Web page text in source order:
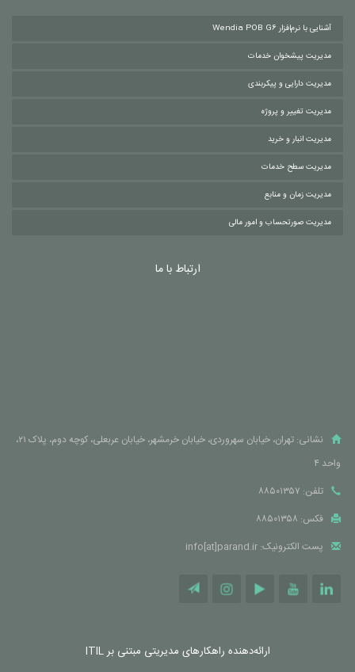
آشنایی با نرم‌افزار Wendia POB G6
مدیریت پیشخوان خدمات
مدیریت دارایی و پیکربندی
مدیریت تغییر و پروژه
مدیریت انبار و خرید
مدیریت سطح خدمات
مدیریت زمان و منابع
مدیریت صورتحساب و امور مالی
ارتباط با ما
نشانی: تهران، خیابان سهروردی، خیابان خرمشهر، خیابان عربعلی، کوچه دوم، پلاک ۲۱،
واحد ۴
تلفن: ۸۸۵۰۱۳۵۷
فکس: ۸۸۵۰۱۳۵۸
پست الکترونیک: info[at]parand.ir
ارائه‌دهنده راهکارهای مدیریتی مبتنی بر ITIL